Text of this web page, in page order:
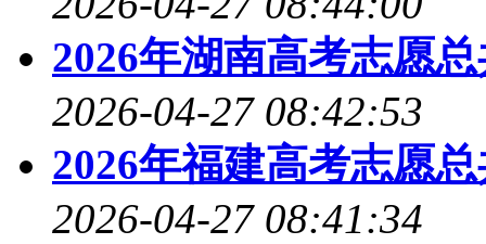
2026年湖南高考志愿
2026-04-27 08:42:53
2026年福建高考志愿
2026-04-27 08:41:34